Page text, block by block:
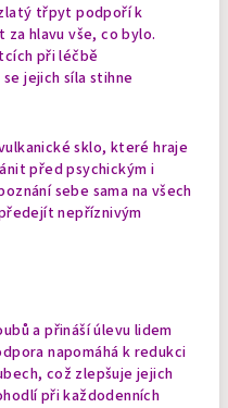
třpyt podpoří k
hlavu vše, co bylo.
při léčbě
jejich síla stihne
sklo, které hraje
před psychickým i
sebe sama na všech
nepříznivým
a přináší úlevu lidem
napomáhá k redukci
což zlepšuje jejich
při každodenních